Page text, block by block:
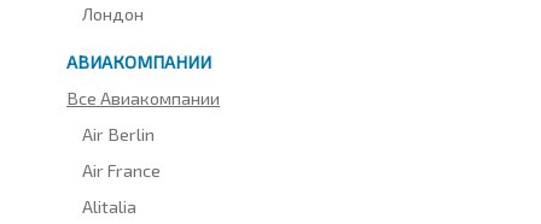
Лондон
АВИАКОМПАНИИ
Все Авиакомпании
Air Berlin
Air France
Alitalia